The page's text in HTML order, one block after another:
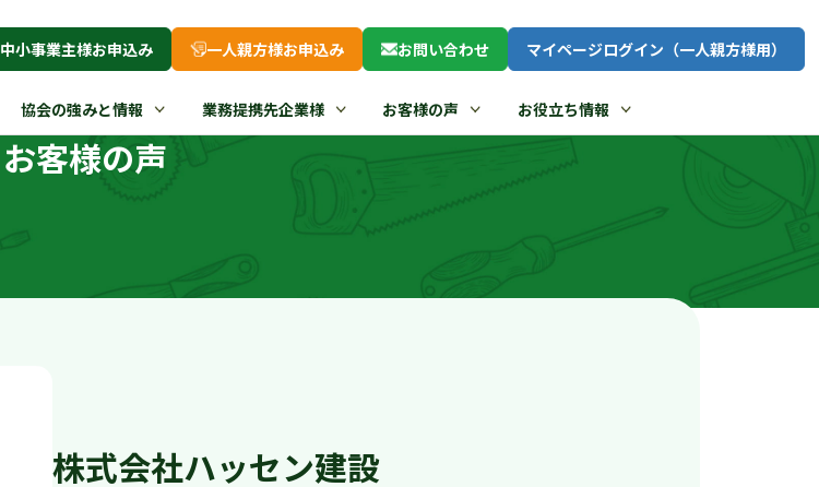
中小事業主様お申込み 一人親方様お申込み お問い合わせ マイページログイン（一人親方様用）
協会の強みと情報 業務提携先企業様 お客様の声 お役立ち情報
お客様の声
株式会社ハッセン建設